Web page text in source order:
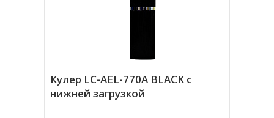
Кулер LC-AEL-770A BLACK с
нижней загрузкой